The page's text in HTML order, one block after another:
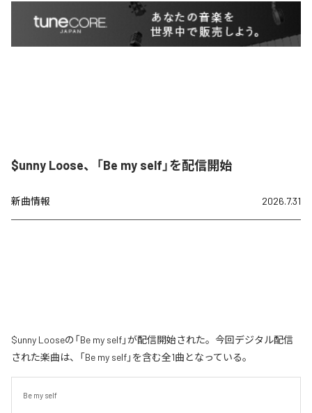
$unny Loose、「Be my self」を配信開始
新曲情報 2026.7.31
$unny Looseの「Be my self」が配信開始された。今回デジタル配信
された楽曲は、「Be my self」を含む全1曲となっている。
Be my self